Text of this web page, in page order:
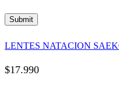
LENTES NATACION
$17.990